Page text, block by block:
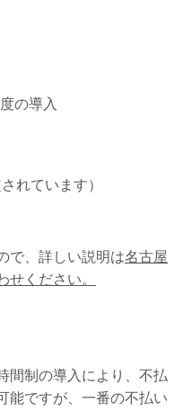
の導入
れています）
で、詳しい説明は名古屋
せください。
間制の導入により、不払
能ですが、一番の不払い